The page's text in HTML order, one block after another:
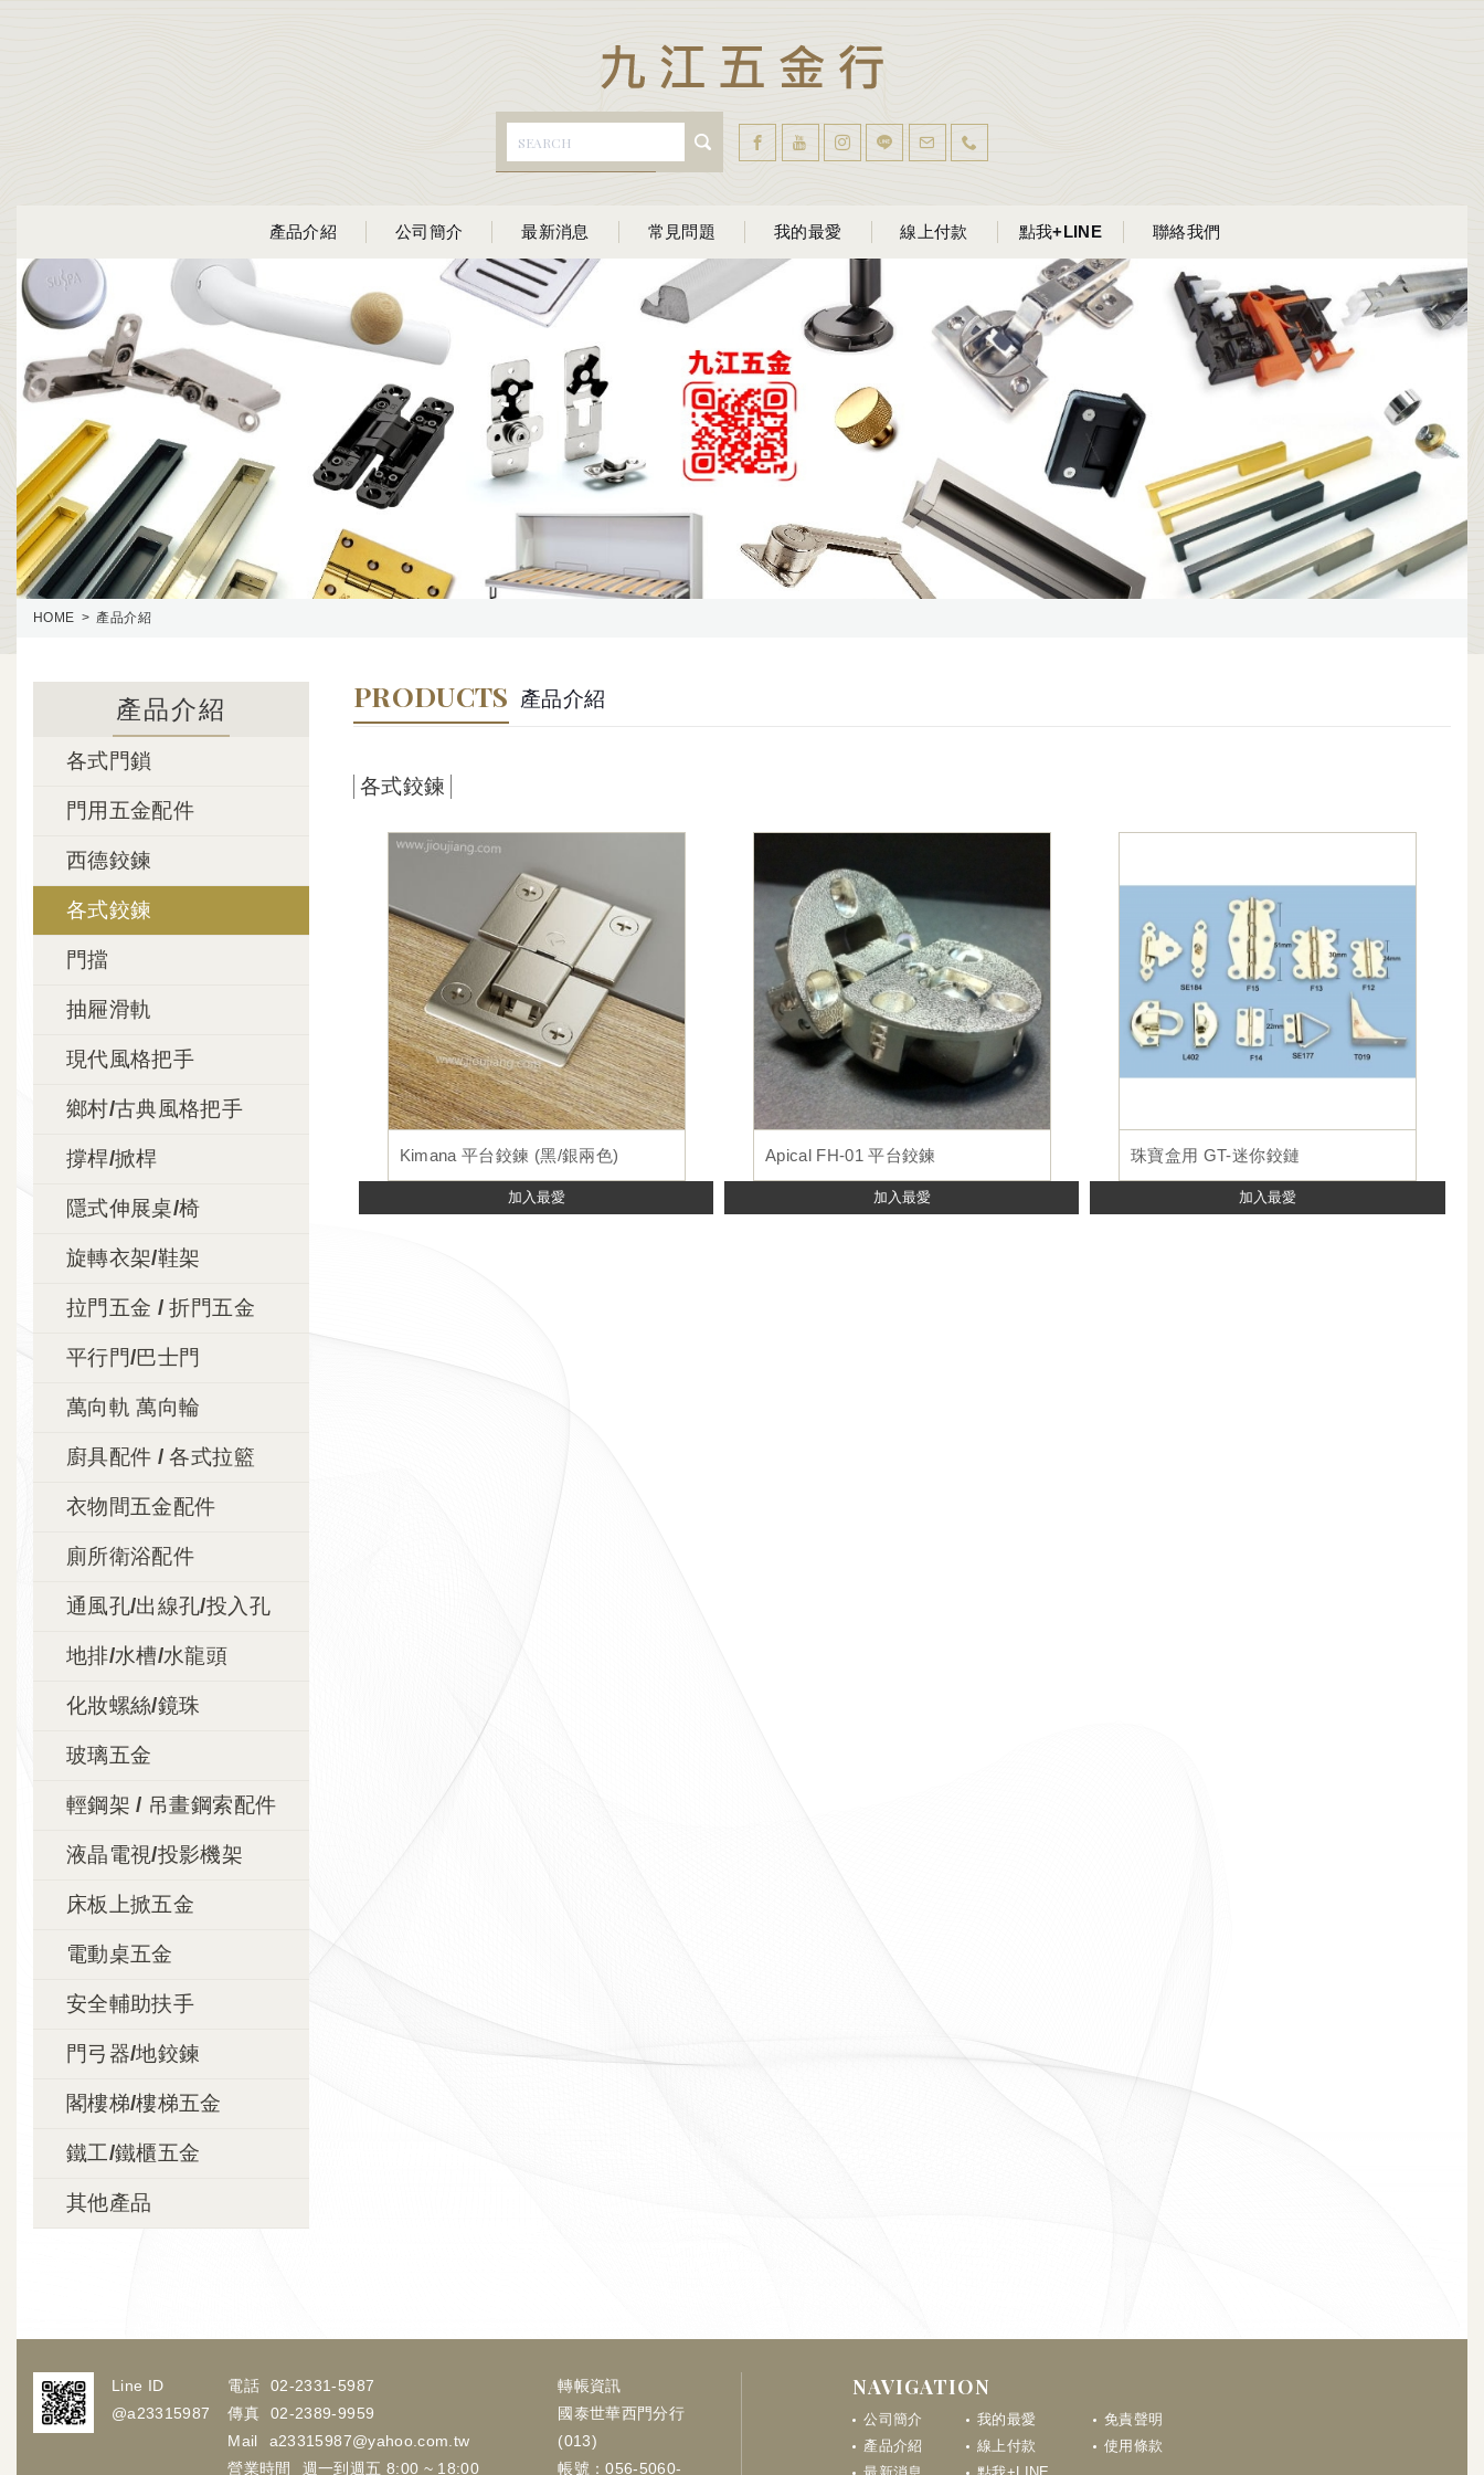
產品介紹 公司簡介 最新消息 常見問題 我的最愛 線上付款 點我+LINE 聯絡我們
HOME 產品介紹
產品介紹
各式門鎖
門用五金配件
西德鉸鍊
各式鉸鍊
門擋
抽屜滑軌
現代風格把手
鄉村/古典風格把手
撐桿/掀桿
隱式伸展桌/椅
旋轉衣架/鞋架
拉門五金 / 折門五金
平行門/巴士門
萬向軌 萬向輪
廚具配件 / 各式拉籃
衣物間五金配件
廁所衛浴配件
通風孔/出線孔/投入孔
地排/水槽/水龍頭
化妝螺絲/鏡珠
玻璃五金
輕鋼架 / 吊畫鋼索配件
液晶電視/投影機架
床板上掀五金
電動桌五金
安全輔助扶手
門弓器/地鉸鍊
閣樓梯/樓梯五金
鐵工/鐵櫃五金
其他產品
PRODUCTS 產品介紹
各式鉸鍊
Kimana 平台鉸鍊 (黑/銀兩色)
加入最愛
Apical FH-01 平台鉸鍊
加入最愛
珠寶盒用 GT-迷你鉸鏈
加入最愛
Line ID
@a23315987
電話
02-2331-5987
傳真
02-2389-9959
Mail
a23315987@yahoo.com.tw
營業時間
週一到週五 8:00 ~ 18:00
轉帳資訊
國泰世華西門分行
(013)
帳號：056-5060-
NAVIGATION
公司簡介
產品介紹
我的最愛
線上付款
免責聲明
使用條款